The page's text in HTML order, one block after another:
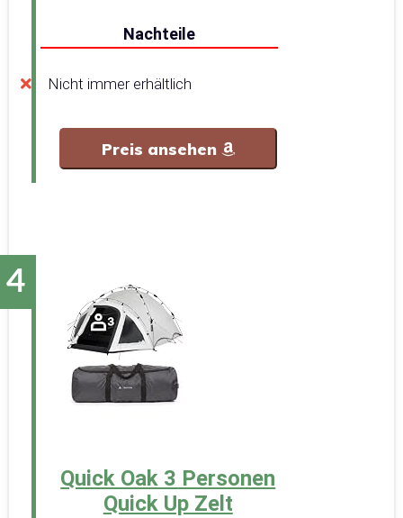
Nachteile
Nicht immer erhältlich
Preis ansehen
Quick Oak 3 Personen
Quick Up Zelt